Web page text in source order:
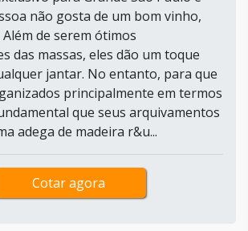
não gosta de um bom vinho,
de serem ótimos
das massas, eles dão um toque
jantar. No entanto, para que
principalmente em termos
que seus arquivamentos
adega de madeira r&u...
Cotar agora